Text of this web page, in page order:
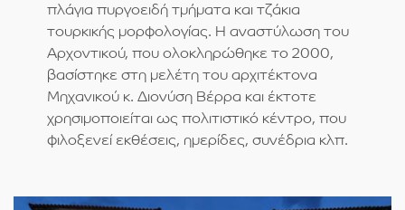
πλάγια πυργοειδή τμήματα και τζάκια
τουρκικής μορφολογίας. H αναστύλωση του
Αρχοντικού, που ολοκληρώθηκε το 2000,
βασίστηκε στη μελέτη του αρχιτέκτονα
Μηχανικού κ. Διονύση Βέρρα και έκτοτε
χρησιμοποιείται ως πολιτιστικό κέντρο, που
φιλοξενεί εκθέσεις, ημερίδες, συνέδρια κλπ.